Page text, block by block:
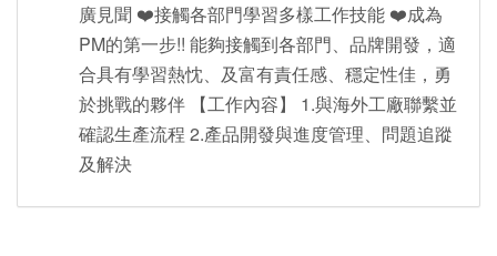
廣見聞 ❤️接觸各部門學習多樣工作技能 ❤️成為
PM的第一步!! 能夠接觸到各部門、品牌開發，適
合具有學習熱忱、及富有責任感、穩定性佳，勇
於挑戰的夥伴 【工作內容】 1.與海外工廠聯繫並
確認生產流程 2.產品開發與進度管理、問題追蹤
及解決